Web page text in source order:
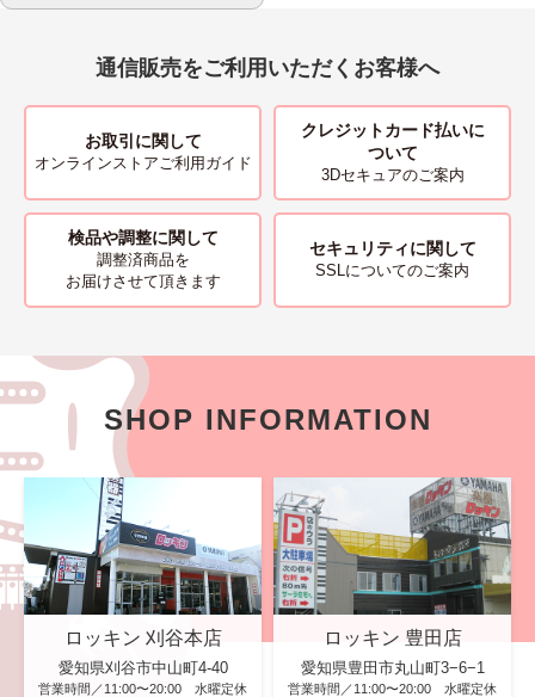
通信販売をご利用いただくお客様へ
お取引に関して
オンラインストアご利用ガイド
クレジットカード払いに
ついて
3Dセキュアのご案内
検品や調整に関して
調整済商品を
お届けさせて頂きます
セキュリティに関して
SSLについてのご案内
SHOP INFORMATION
ロッキン 刈谷本店
愛知県刈谷市中山町4-40
営業時間／11:00〜20:00 水曜定休
ロッキン 豊田店
愛知県豊田市丸山町3−6−1
営業時間／11:00〜20:00 水曜定休